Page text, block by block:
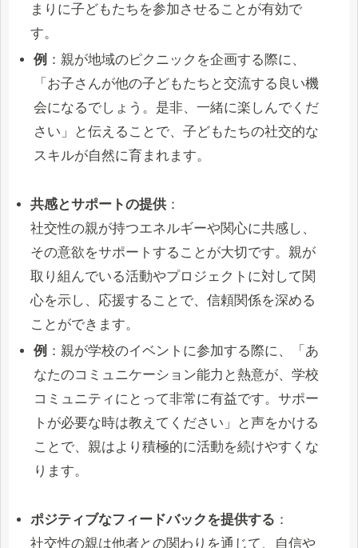
まりに子どもたちを参加させることが有効で
す。
例 ：親が地域のピクニックを企画する際に、
「お子さんが他の子どもたちと交流する良い機
会になるでしょう。是非、一緒に楽しんでくだ
さい」と伝えることで、子どもたちの社交的な
スキルが自然に育まれます。
共感とサポートの提供 ：
社交性の親が持つエネルギーや関心に共感し、
その意欲をサポートすることが大切です。親が
取り組んでいる活動やプロジェクトに対して関
心を示し、応援することで、信頼関係を深める
ことができます。
例 ：親が学校のイベントに参加する際に、「あ
なたのコミュニケーション能力と熱意が、学校
コミュニティにとって非常に有益です。サポー
トが必要な時は教えてください」と声をかける
ことで、親はより積極的に活動を続けやすくな
ります。
ポジティブなフィードバックを提供する ：
社交性の親は他者との関わりを通じて、自信や